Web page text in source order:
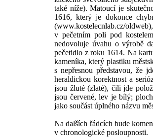
také níže). Matoucí je
1616, který je dokonce
(www.kostelecnlab.cz/
v pečetním poli pod
nedovoluje úvahu o výrobě
pečetidlo z roku 1614. Na
kameníka, který plastiku
s nepřesnou představou, že
heraldickou korektnost a
jsou žluté (zlaté), čili jde
jsou červené, lev je bílý;
jako součást úplného názvu
Na dalších řádcích bude
v chronologické posloupnosti.